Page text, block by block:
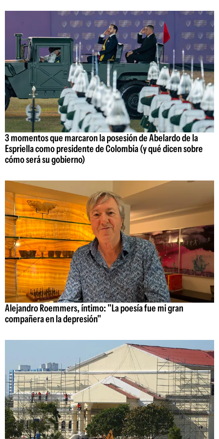
3 momentos que marcaron la posesión de Abelardo de la
Espriella como presidente de Colombia (y qué dicen sobre
cómo será su gobierno)
Alejandro Roemmers, íntimo: "La poesía fue mi gran
compañera en la depresión"